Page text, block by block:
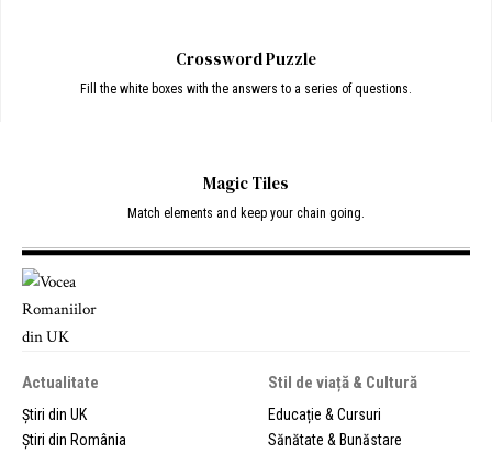
Crossword Puzzle
Fill the white boxes with the answers to a series of questions.
Magic Tiles
Match elements and keep your chain going.
Actualitate
Știri din UK
Știri din România
Stil de viață & Cultură
Educație & Cursuri
Sănătate & Bunăstare